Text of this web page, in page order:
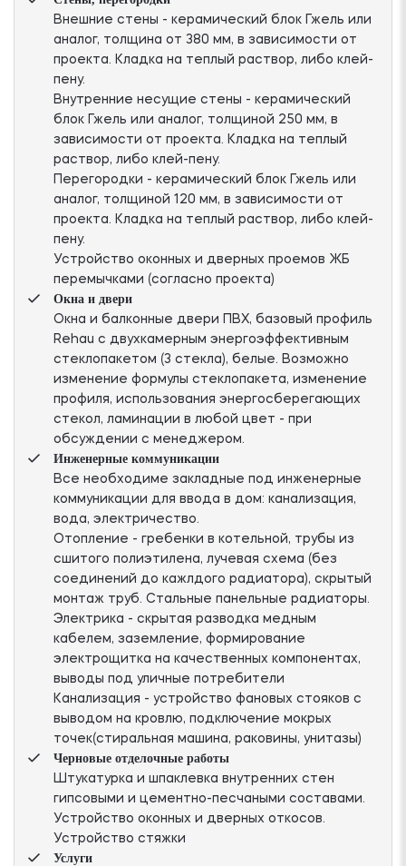
Внешние стены - керамический блок Гжель или
аналог, толщина от 380 мм, в зависимости от
проекта. Кладка на теплый раствор, либо клей-
пену.
Внутренние несущие стены - керамический
блок Гжель или аналог, толщиной 250 мм, в
зависимости от проекта. Кладка на теплый
раствор, либо клей-пену.
Перегородки - керамический блок Гжель или
аналог, толщиной 120 мм, в зависимости от
проекта. Кладка на теплый раствор, либо клей-
пену.
Устройство оконных и дверных проемов ЖБ
перемычками (согласно проекта)
Окна и двери
Окна и балконные двери ПВХ, базовый профиль
Rehau с двухкамерным энергоэффективным
стеклопакетом (3 стекла), белые. Возможно
изменение формулы стеклопакета, изменение
профиля, использования энергосберегающих
стекол, ламинации в любой цвет - при
обсуждении с менеджером.
Инженерные коммуникации
Все необходиме закладные под инженерные
коммуникации для ввода в дом: канализация,
вода, электричество.
Отопление - гребенки в котельной, трубы из
сшитого полиэтилена, лучевая схема (без
соединений до кажлдого радиатора), скрытый
монтаж труб. Стальные панельные радиаторы.
Электрика - скрытая разводка медным
кабелем, заземление, формирование
электрощитка на качественных компонентах,
выводы под уличные потребители
Канализация - устройство фановых стояков с
выводом на кровлю, подключение мокрых
точек(стиральная машина, раковины, унитазы)
Черновые отделочные работы
Штукатурка и шпаклевка внутренних стен
гипсовыми и цементно-песчаными составами.
Устройство оконных и дверных откосов.
Устройство стяжки
Услуги